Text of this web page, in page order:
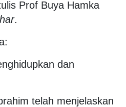
Prof Buya Hamka
.
dan
telah menjelaskan